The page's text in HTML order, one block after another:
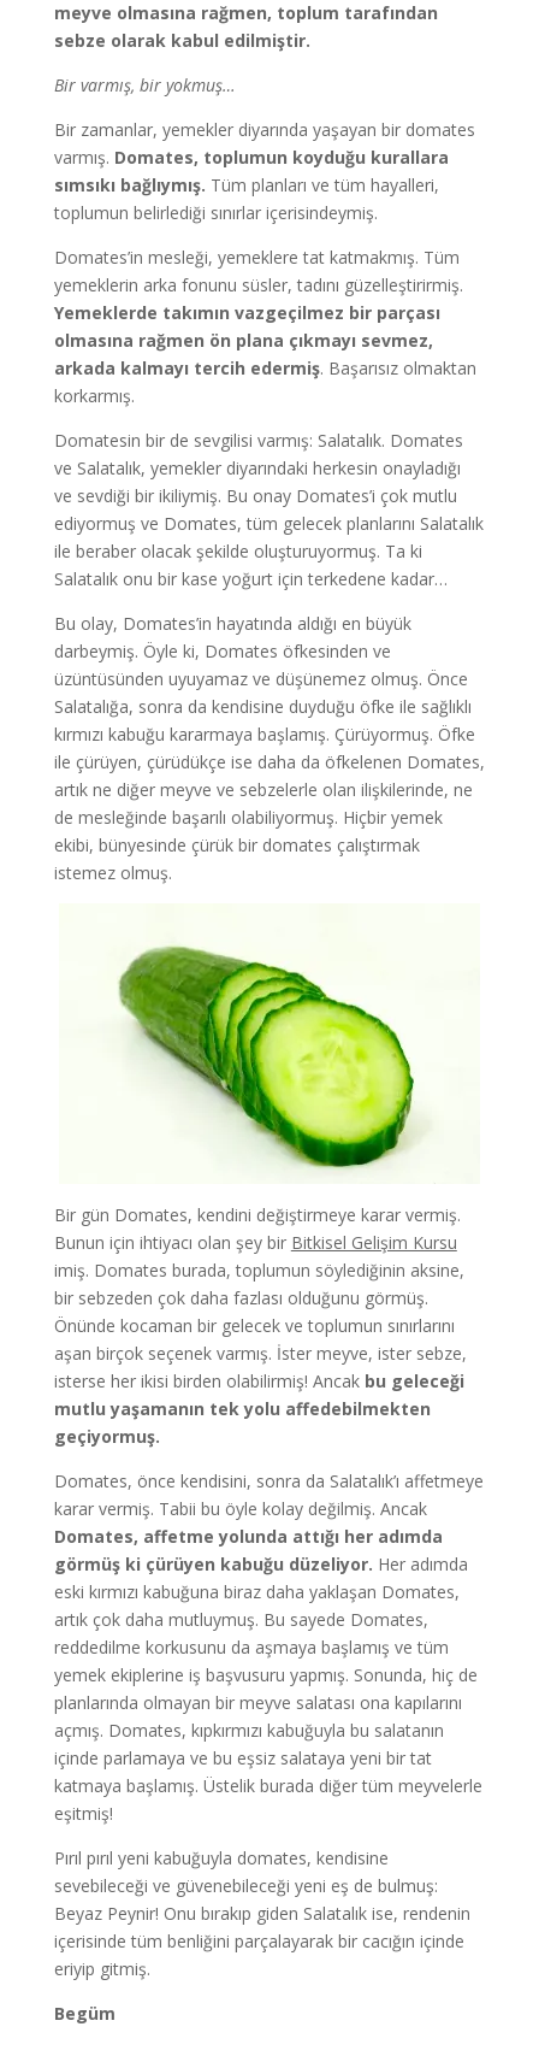
meyve olmasına rağmen, toplum tarafından
sebze olarak kabul edilmiştir.
Bir varmış, bir yokmuş…
Bir zamanlar, yemekler diyarında yaşayan bir domates
varmış. Domates, toplumun koyduğu kurallara
sımsıkı bağlıymış. Tüm planları ve tüm hayalleri,
toplumun belirlediği sınırlar içerisindeymiş.
Domates’in mesleği, yemeklere tat katmakmış. Tüm
yemeklerin arka fonunu süsler, tadını güzelleştirirmiş.
Yemeklerde takımın vazgeçilmez bir parçası
olmasına rağmen ön plana çıkmayı sevmez,
arkada kalmayı tercih edermiş. Başarısız olmaktan
korkarmış.
Domatesin bir de sevgilisi varmış: Salatalık. Domates
ve Salatalık, yemekler diyarındaki herkesin onayladığı
ve sevdiği bir ikiliymiş. Bu onay Domates’i çok mutlu
ediyormuş ve Domates, tüm gelecek planlarını Salatalık
ile beraber olacak şekilde oluşturuyormuş. Ta ki
Salatalık onu bir kase yoğurt için terkedene kadar…
Bu olay, Domates’in hayatında aldığı en büyük
darbeymiş. Öyle ki, Domates öfkesinden ve
üzüntüsünden uyuyamaz ve düşünemez olmuş. Önce
Salatalığa, sonra da kendisine duyduğu öfke ile sağlıklı
kırmızı kabuğu kararmaya başlamış. Çürüyormuş. Öfke
ile çürüyen, çürüdükçe ise daha da öfkelenen Domates,
artık ne diğer meyve ve sebzelerle olan ilişkilerinde, ne
de mesleğinde başarılı olabiliyormuş. Hiçbir yemek
ekibi, bünyesinde çürük bir domates çalıştırmak
istemez olmuş.
Bir gün Domates, kendini değiştirmeye karar vermiş.
Bunun için ihtiyacı olan şey bir Bitkisel Gelişim Kursu
imiş. Domates burada, toplumun söylediğinin aksine,
bir sebzeden çok daha fazlası olduğunu görmüş.
Önünde kocaman bir gelecek ve toplumun sınırlarını
aşan birçok seçenek varmış. İster meyve, ister sebze,
isterse her ikisi birden olabilirmiş! Ancak bu geleceği
mutlu yaşamanın tek yolu affedebilmekten
geçiyormuş.
Domates, önce kendisini, sonra da Salatalık’ı affetmeye
karar vermiş. Tabii bu öyle kolay değilmiş. Ancak
Domates, affetme yolunda attığı her adımda
görmüş ki çürüyen kabuğu düzeliyor. Her adımda
eski kırmızı kabuğuna biraz daha yaklaşan Domates,
artık çok daha mutluymuş. Bu sayede Domates,
reddedilme korkusunu da aşmaya başlamış ve tüm
yemek ekiplerine iş başvusuru yapmış. Sonunda, hiç de
planlarında olmayan bir meyve salatası ona kapılarını
açmış. Domates, kıpkırmızı kabuğuyla bu salatanın
içinde parlamaya ve bu eşsiz salataya yeni bir tat
katmaya başlamış. Üstelik burada diğer tüm meyvelerle
eşitmiş!
Pırıl pırıl yeni kabuğuyla domates, kendisine
sevebileceği ve güvenebileceği yeni eş de bulmuş:
Beyaz Peynir! Onu bırakıp giden Salatalık ise, rendenin
içerisinde tüm benliğini parçalayarak bir cacığın içinde
eriyip gitmiş.
Begüm